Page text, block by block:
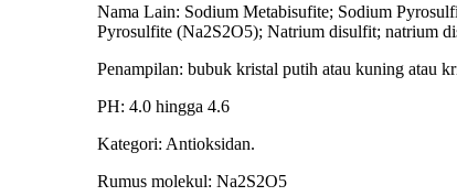
Nama Lain: Sodium Metabisufite; Sodium
Pyrosulfite (Na2S2O5); Natrium disulfit; natrium
Penampilan: bubuk kristal putih atau kuning atau
PH: 4.0 hingga 4.6
Kategori: Antioksidan.
Rumus molekul: Na2S2O5